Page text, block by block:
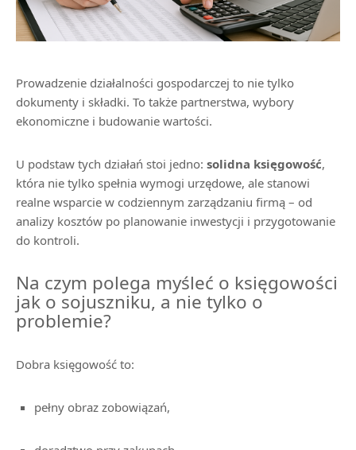
Prowadzenie działalności gospodarczej to nie tylko
dokumenty i składki. To także partnerstwa, wybory
ekonomiczne i budowanie wartości.
U podstaw tych działań stoi jedno: solidna księgowość,
która nie tylko spełnia wymogi urzędowe, ale stanowi
realne wsparcie w codziennym zarządzaniu firmą – od
analizy kosztów po planowanie inwestycji i przygotowanie
do kontroli.
Na czym polega myśleć o księgowości
jak o sojuszniku, a nie tylko o
problemie?
Dobra księgowość to:
pełny obraz zobowiązań,